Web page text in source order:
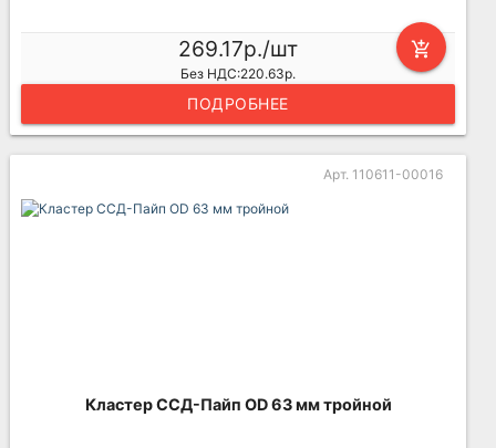
add_shopping_cart
269.17р./шт
Без НДС:220.63р.
ПОДРОБНЕЕ
Арт. 110611-00016
Кластер ССД-Пайп OD 63 мм тройной